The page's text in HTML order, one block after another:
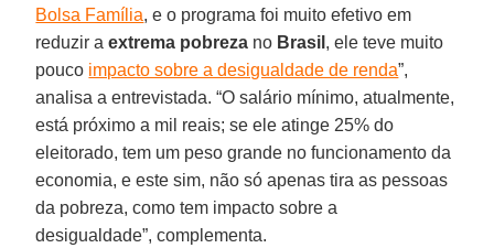
Bolsa Família, e o programa foi muito efetivo em
reduzir aextrema pobreza no Brasil , ele teve muito
pouco impacto sobre a desigualdade de renda”,
analisa a entrevistada. “O salário mínimo, atualmente,
está próximo a mil reais; se ele atinge 25% do
eleitorado, tem um peso grande no funcionamento da
economia, e este sim, não só apenas tira as pessoas
da pobreza, como tem impacto sobre a
desigualdade”, complementa.